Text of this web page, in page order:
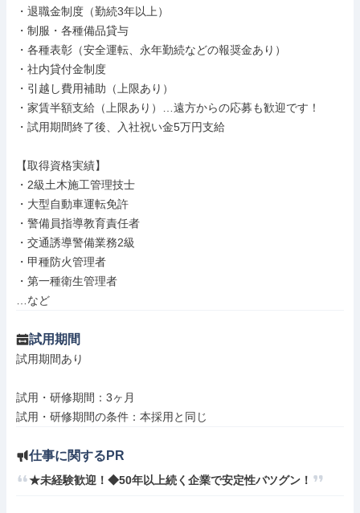
・退職金制度（勤続3年以上）
・制服・各種備品貸与
・各種表彰（安全運転、永年勤続などの報奨金あり）
・社内貸付金制度
・引越し費用補助（上限あり）
・家賃半額支給（上限あり）…遠方からの応募も歓迎です！
・試用期間終了後、入社祝い金5万円支給
【取得資格実績】
・2級土木施工管理技士
・大型自動車運転免許
・警備員指導教育責任者
・交通誘導警備業務2級
・甲種防火管理者
・第一種衛生管理者
…など
試用期間
試用期間あり
試用・研修期間：3ヶ月
仕事に関するPR
★未経験歓迎！◆50年以上続く企業で安定性バツグン！